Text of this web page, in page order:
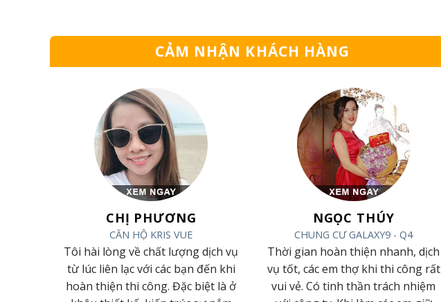
CẢM NHẬN KHÁCH HÀNG
CHỊ PHƯƠNG
CĂN HỘ KRIS VUE
Tôi hài lòng về chất lượng dịch vụ
từ lúc liên lạc với các bạn đến khi
hoàn thiện thi công. Đặc biệt là ở
NGỌC THÚY
CHUNG CƯ GALAXY9 - Q4
Thời gian hoàn thiện nhanh, dịch
vụ tốt, các em thợ khi thi công rất
vui vẻ. Có tinh thần trách nhiệm